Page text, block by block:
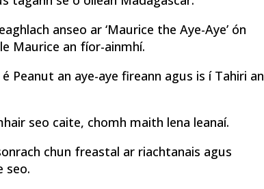
anseo ar ‘Maurice the Aye-Aye’ ón
Maurice an fíor-ainmhí.
Peanut an aye-aye fireann agus is í Tahiri an
seo caite, chomh maith lena leanaí.
chun freastal ar riachtanais agus
seo.